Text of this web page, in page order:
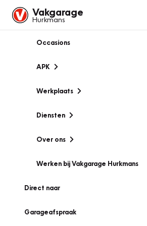
Vakgarage
Hurkmans
Occasions
APK
Werkplaats
Diensten
Over ons
Werken bij Vakgarage Hurkmans
Direct naar
Garageafspraak